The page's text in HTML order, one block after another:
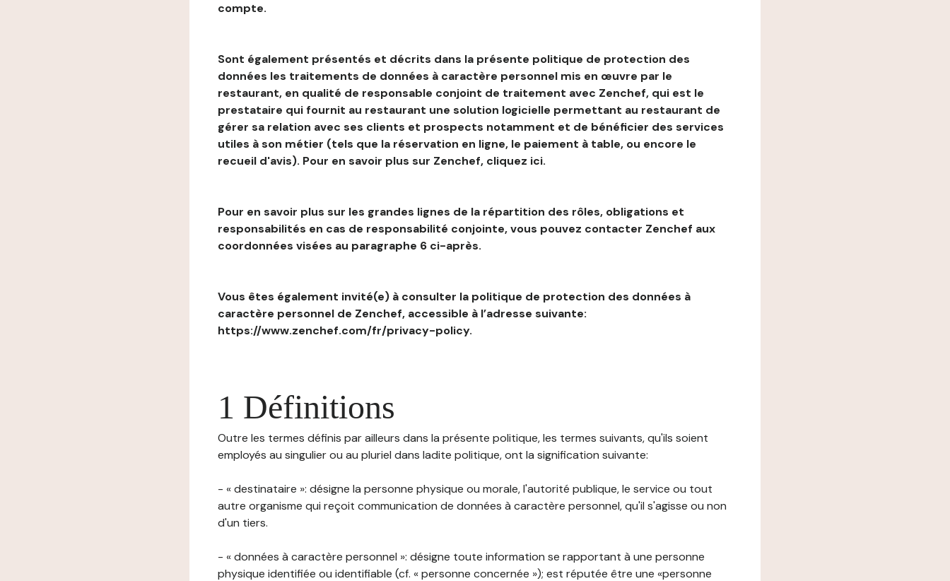
compte.
Sont également présentés et décrits dans la présente politique de protection des
données les traitements de données à caractère personnel mis en œuvre par le
restaurant, en qualité de responsable conjoint de traitement avec Zenchef, qui est le
prestataire qui fournit au restaurant une solution logicielle permettant au restaurant de
gérer sa relation avec ses clients et prospects notamment et de bénéficier des services
utiles à son métier (tels que la réservation en ligne, le paiement à table, ou encore le
recueil d'avis). Pour en savoir plus sur Zenchef, cliquez ici.
Pour en savoir plus sur les grandes lignes de la répartition des rôles, obligations et
responsabilités en cas de responsabilité conjointe, vous pouvez contacter Zenchef aux
coordonnées visées au paragraphe 6 ci-après.
Vous êtes également invité(e) à consulter la politique de protection des données à
caractère personnel de Zenchef, accessible à l’adresse suivante:
https://www.zenchef.com/fr/privacy-policy.
1 Définitions
Outre les termes définis par ailleurs dans la présente politique, les termes suivants, qu'ils soient
employés au singulier ou au pluriel dans ladite politique, ont la signification suivante:
- « destinataire »: désigne la personne physique ou morale, l'autorité publique, le service ou tout
autre organisme qui reçoit communication de données à caractère personnel, qu'il s'agisse ou non
d'un tiers.
- « données à caractère personnel »: désigne toute information se rapportant à une personne
physique identifiée ou identifiable (cf. « personne concernée »); est réputée être une «personne